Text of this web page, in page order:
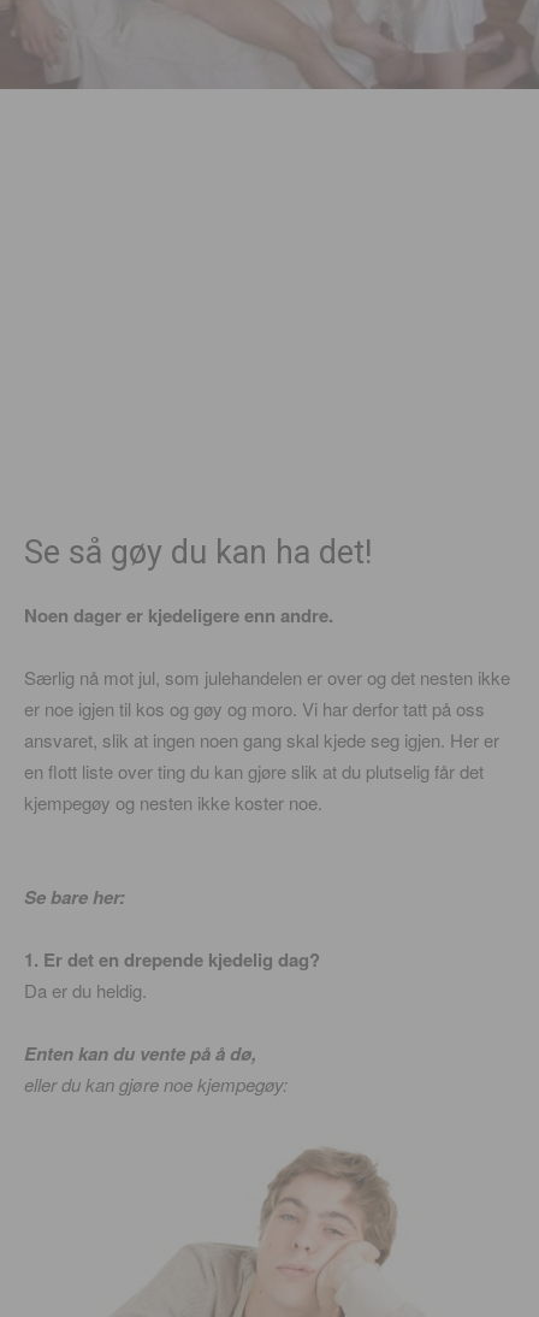
Se så gøy du kan ha det!
Noen dager er kjedeligere enn andre.
Særlig nå mot jul, som julehandelen er over og det nesten ikke
er noe igjen til kos og gøy og moro. Vi har derfor tatt på oss
ansvaret, slik at ingen noen gang skal kjede seg igjen. Her er
en flott liste over ting du kan gjøre slik at du plutselig får det
kjempegøy og nesten ikke koster noe.
Se bare her:
1. Er det en drepende kjedelig dag?
Da er du heldig.
Enten kan du vente på å dø,
eller du kan gjøre noe kjempegøy: